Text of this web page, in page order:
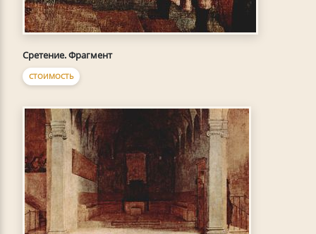
Сретение. Фрагмент
СТОИМОСТЬ